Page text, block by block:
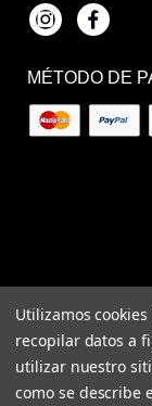
InstagramFacebook
MÉTODO DE
Utilizamos
recopilar datos a
utilizar nuestro
como se describe